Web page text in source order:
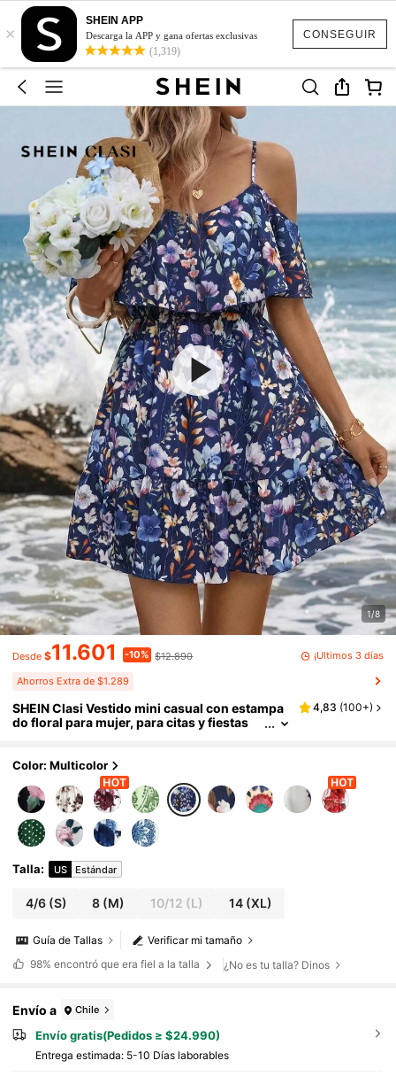
CONSEGUIR
×
SHEIN APP
Descarga la APP y gana ofertas exclusivas
(1,319)
1/8
Desde $11.601 -10% $12.890 ¡Últimos 3 días
Ahorros Extra de $1.289
SHEIN Clasi Vestido mini casual con estampa
do floral para mujer, para citas y fiestas
4,83 (100+)
Color: Multicolor
Talla: US Estándar
4/6(S) 8 (M) 10/12 (L) 14(XL)
Verificar mi tamaño
Guía de Tallas
98% encontró que era fiel a la talla ¿No es tu talla? Dinos
Envío a Chile
Envío gratis(Pedidos ≥ $24.990)
Entrega estimada: 5-10 Días laborables